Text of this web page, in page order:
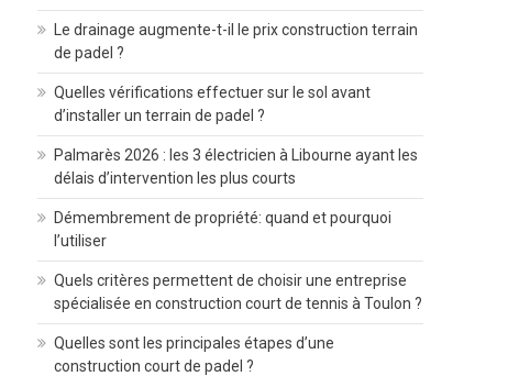
Le drainage augmente-t-il le prix construction terrain
de padel ?
Quelles vérifications effectuer sur le sol avant
d’installer un terrain de padel ?
Palmarès 2026 : les 3 électricien à Libourne ayant les
délais d’intervention les plus courts
Démembrement de propriété: quand et pourquoi
l’utiliser
Quels critères permettent de choisir une entreprise
spécialisée en construction court de tennis à Toulon ?
Quelles sont les principales étapes d’une
construction court de padel ?